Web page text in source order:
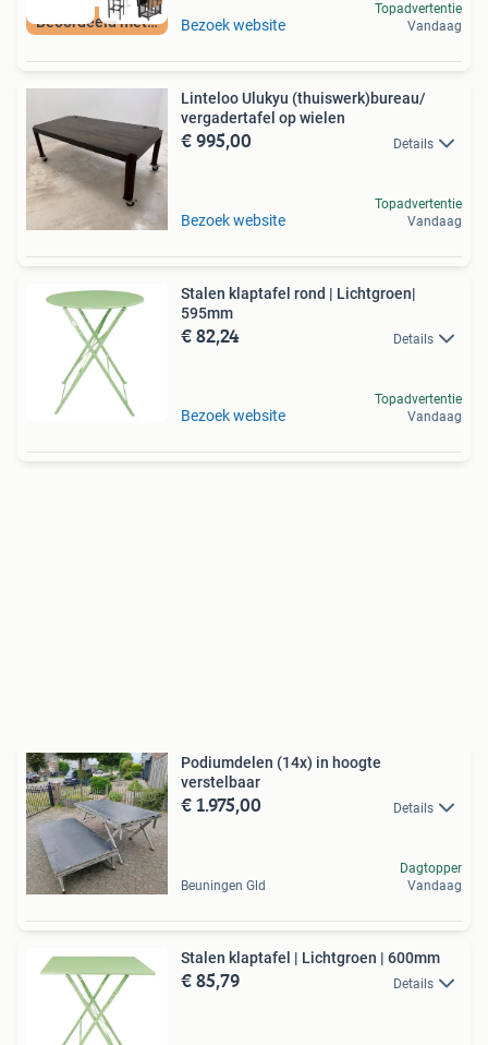
Beoordeeld met 9+ Bezoek website
Topadvertentie
Vandaag
Linteloo Ulukyu (thuiswerk)bureau/
vergadertafel op wielen
€ 995,00 Details
Bezoek website
Topadvertentie
Vandaag
Stalen klaptafel rond | Lichtgroen|
595mm
€ 82,24 Details
Bezoek website
Topadvertentie
Vandaag
Podiumdelen (14x) in hoogte
verstelbaar
€ 1.975,00 Details
Beuningen Gld
Dagtopper
Vandaag
Stalen klaptafel | Lichtgroen | 600mm
€ 85,79 Details